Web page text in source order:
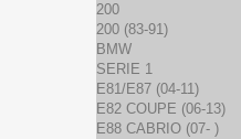
200
200 (83-91)
BMW
SERIE 1
E81/E87 (04-11)
E82 COUPE (06-13)
E88 CABRIO (07- )